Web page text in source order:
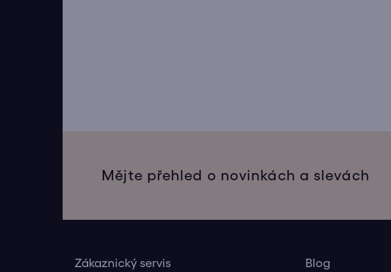
Mějte přehled o novinkách a slevách
Zákaznický servis Blog